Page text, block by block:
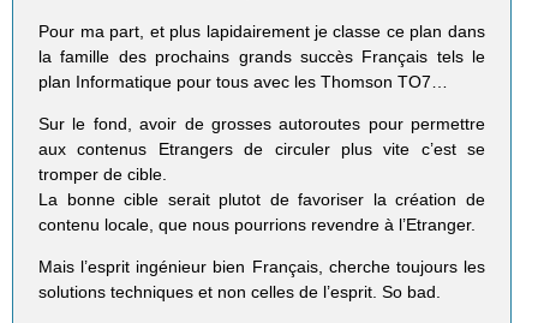
Pour ma part, et plus lapidairement je classe ce plan dans
la famille des prochains grands succès Français tels le
plan Informatique pour tous avec les Thomson TO7…
Sur le fond, avoir de grosses autoroutes pour permettre
aux contenus Etrangers de circuler plus vite c’est se
tromper de cible.
La bonne cible serait plutot de favoriser la création de
contenu locale, que nous pourrions revendre à l’Etranger.
Mais l’esprit ingénieur bien Français, cherche toujours les
solutions techniques et non celles de l’esprit. So bad.